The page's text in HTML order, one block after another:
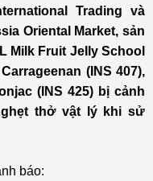
Trading và
Oriental Market, sản
Milk Fruit Jelly School
(INS 407),
(INS 425) bị cảnh
thở vật lý khi sử
báo: